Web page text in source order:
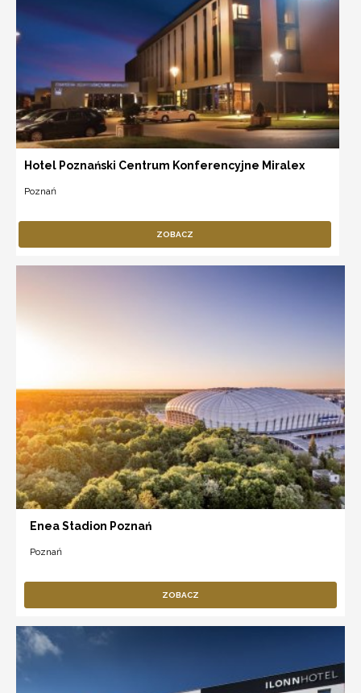
Hotel Poznański Centrum Konferencyjne Miralex
Poznań
ZOBACZ
Enea Stadion Poznań
Poznań
ZOBACZ